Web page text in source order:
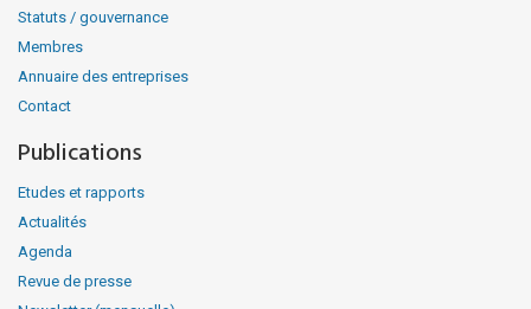
Statuts / gouvernance
Membres
Annuaire des entreprises
Contact
Publications
Etudes et rapports
Actualités
Agenda
Revue de presse